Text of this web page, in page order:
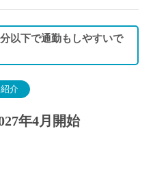
以下で通勤もしやすいで
紹介
年4月開始